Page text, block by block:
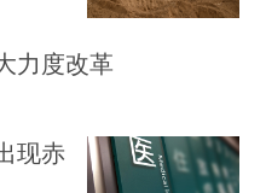
力度改革
现赤